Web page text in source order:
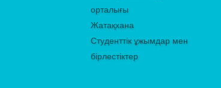
орталығы
Жатақхана
Студенттік ұжымдар мен
бірлестіктер